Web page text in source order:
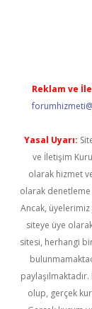
Reklam ve
Yasal Uyarı:
ve İletişim
olarak hizmet
olarak denetleme
Ancak,
siteye üye
sitesi, herhangi
olup, gerçek